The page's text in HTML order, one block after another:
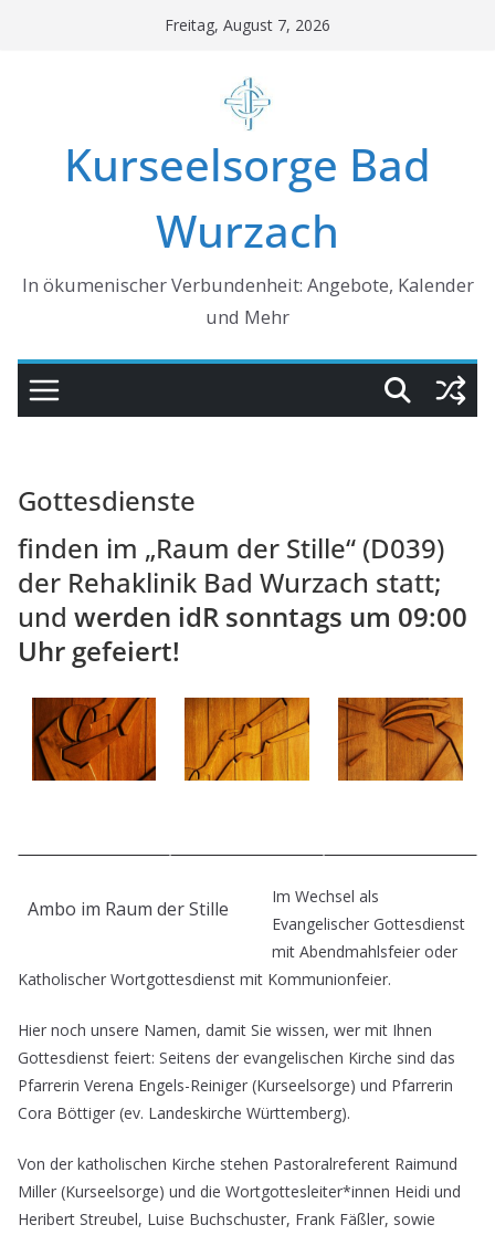
Freitag, August 7, 2026
Kurseelsorge Bad
Wurzach
In ökumenischer Verbundenheit: Angebote, Kalender
und Mehr
Gottesdienste
finden im „Raum der Stille“ (D039)
der Rehaklinik Bad Wurzach statt;
und werden idR sonntags um 09:00
Uhr gefeiert!
Ambo im Raum der Stille
Im Wechsel als
Evangelischer Gottesdienst
mit Abendmahlsfeier oder
Katholischer Wortgottesdienst mit Kommunionfeier.
Hier noch unsere Namen, damit Sie wissen, wer mit Ihnen
Gottesdienst feiert: Seitens der evangelischen Kirche sind das
Pfarrerin Verena Engels-Reiniger (Kurseelsorge) und Pfarrerin
Cora Böttiger (ev. Landeskirche Württemberg).
Von der katholischen Kirche stehen Pastoralreferent Raimund
Miller (Kurseelsorge) und die Wortgottesleiter*innen Heidi und
Heribert Streubel, Luise Buchschuster, Frank Fäßler, sowie